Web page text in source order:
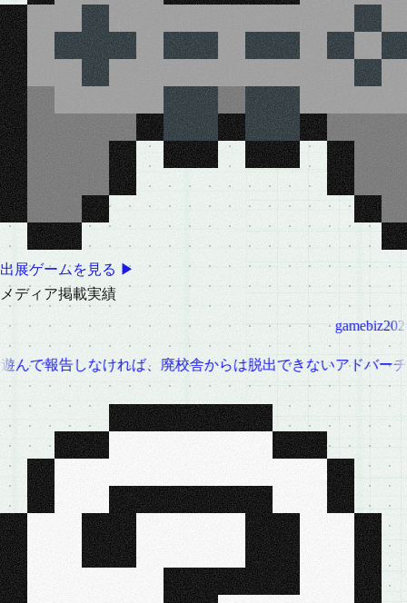
出展ゲームを見る ▶
メ ディ ア掲載実績
られない部屋」を2026年7月26日に開催
テキサスライフ
廃校でゲームを遊ん